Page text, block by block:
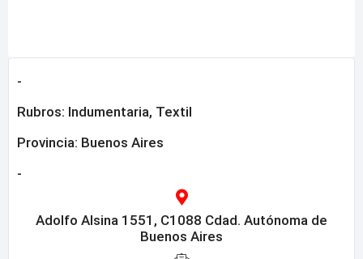
-
Rubros: Indumentaria, Textil
Provincia: Buenos Aires
-
Adolfo Alsina 1551, C1088 Cdad. Autónoma de
Buenos Aires